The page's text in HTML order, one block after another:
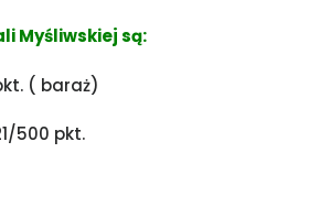
Myśliwskiej są:
( baraż)
500 pkt.